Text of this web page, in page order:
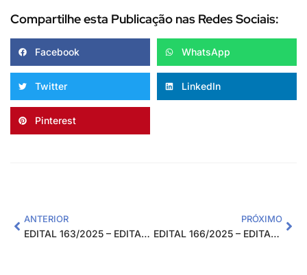
Compartilhe esta Publicação nas Redes Sociais:
Facebook WhatsApp
Twitter LinkedIn
Pinterest
ANTERIOR
EDITAL 163/2025 – EDITAL DE PROCESSO SELETIVO SIMPLIFICADO PARA CONTRATAÇÃO TEMPORÁRIA DE APOIO REGIONAL (EXTERNO) PARA ATENDER O PROJETO CAPACITA EM REDE
PRÓXIMO
EDITAL 166/2025 – EDITAL DE PROCESSO SELETIVO SIMPLIFICADO PARA CONTRATAÇÃO TEMPORÁRIA DE APOIO REGIONAL (EXTERNO) PARA ATENDER O PROJETO CAPACITA EM REDE